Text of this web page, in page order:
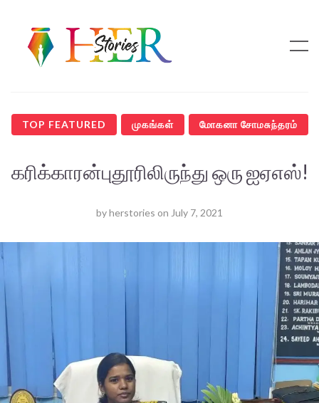
TOP FEATURED முகங்கள் மோகனா சோமசுந்தரம்
கரிக்காரன்புதூரிலிருந்து ஒரு ஐஏஎஸ்!
byherstories on July 7, 2021